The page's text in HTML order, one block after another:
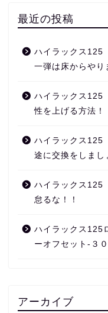
最近の投稿
ハイラックス125
一弾は床からやり
ハイラックス125
性を上げる方法！
ハイラックス
途に交換をしまし
ハイラックス
怠るな！！
ハイラックス125
ーオフセット‐３
アーカイブ